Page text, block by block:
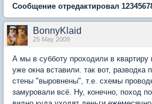
Сообщение отредактировал
BonnyKlaid
25 May 2009
А мы в субботу проходили в квартиру
уже окна вставили. так вот, разводка
стены "выровнены", т.е. схемы
замуровали всё. Ну, конечно, поход